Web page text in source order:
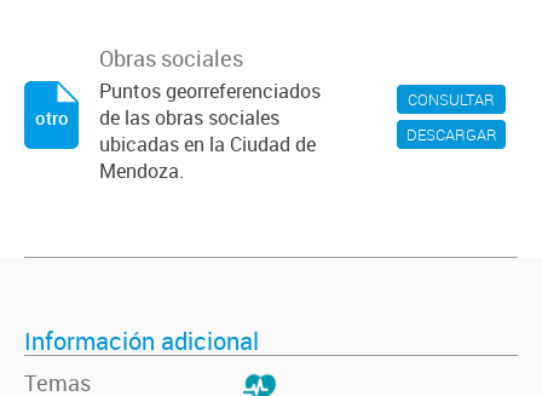
CONSULTAR
DESCARGAR
Obras sociales
Puntos georreferenciados
de las obras sociales
ubicadas en la Ciudad de
Mendoza.
otro
Información adicional
Temas